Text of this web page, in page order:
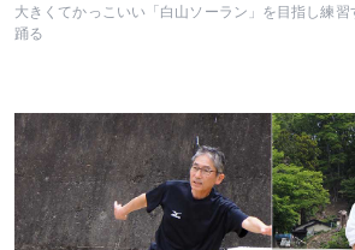
大きくてかっこいい「白山ソーラン」を目指し練
踊る